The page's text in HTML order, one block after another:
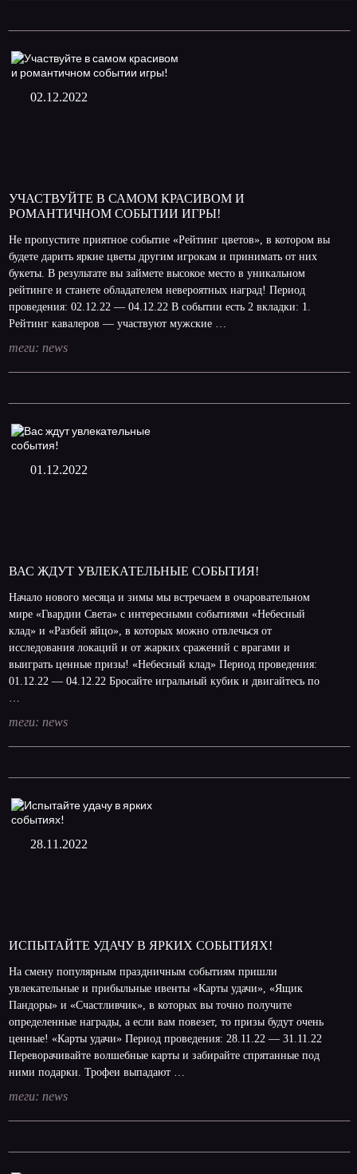
02.12.2022
УЧАСТВУЙТЕ В САМОМ КРАСИВОМ И
РОМАНТИЧНОМ СОБЫТИИ ИГРЫ!
Не пропустите приятное событие «Рейтинг цветов», в котором вы
будете дарить яркие цветы другим игрокам и принимать от них
букеты. В результате вы займете высокое место в уникальном
рейтинге и станете обладателем невероятных наград! Период
проведения: 02.12.22 — 04.12.22 В событии есть 2 вкладки: 1.
Рейтинг кавалеров — участвуют мужские …
теги: news
01.12.2022
ВАС ЖДУТ УВЛЕКАТЕЛЬНЫЕ СОБЫТИЯ!
Начало нового месяца и зимы мы встречаем в очаровательном
мире «Гвардии Света» с интересными событиями «Небесный
клад» и «Разбей яйцо», в которых можно отвлечься от
исследования локаций и от жарких сражений с врагами и
выиграть ценные призы! «Небесный клад» Период проведения:
01.12.22 — 04.12.22 Бросайте игральный кубик и двигайтесь по
…
теги: news
28.11.2022
ИСПЫТАЙТЕ УДАЧУ В ЯРКИХ СОБЫТИЯХ!
На смену популярным праздничным событиям пришли
увлекательные и прибыльные ивенты «Карты удачи», «Ящик
Пандоры» и «Счастливчик», в которых вы точно получите
определенные награды, а если вам повезет, то призы будут очень
ценные! «Карты удачи» Период проведения: 28.11.22 — 31.11.22
Переворачивайте волшебные карты и забирайте спрятанные под
ними подарки. Трофеи выпадают …
теги: news